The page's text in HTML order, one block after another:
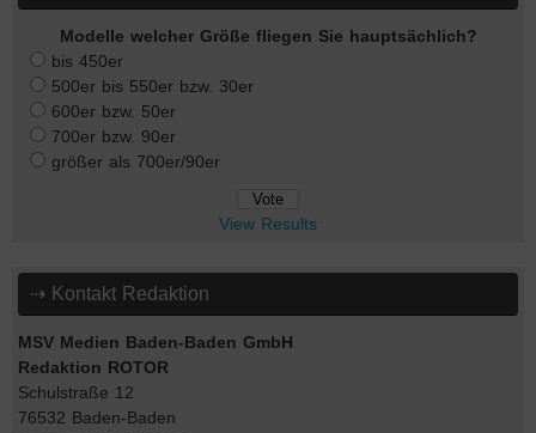
Modelle welcher Größe fliegen Sie hauptsächlich?
bis 450er
500er bis 550er bzw. 30er
600er bzw. 50er
700er bzw. 90er
größer als 700er/90er
View Results
⇢ Kontakt Redaktion
MSV Medien Baden-Baden GmbH
Redaktion ROTOR
Schulstraße 12
76532 Baden-Baden